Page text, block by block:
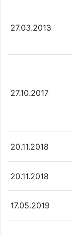
27.03.2013
27.10.2017
20.11.2018
20.11.2018
17.05.2019